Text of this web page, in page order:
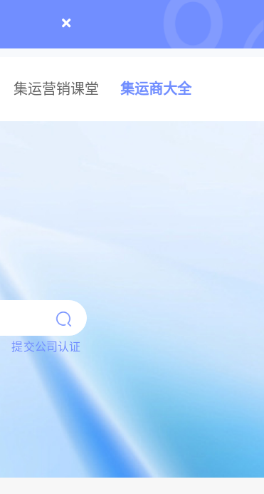
集运营销课堂 集运商大全
提交公司认证